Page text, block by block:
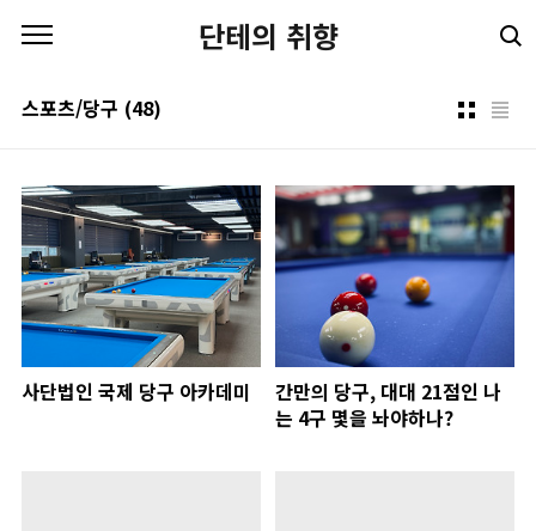
단테의 취향
스포츠/당구 (48)
사단법인 국제 당구 아카데미
간만의 당구, 대대 21점인 나
는 4구 몇을 놔야하나?